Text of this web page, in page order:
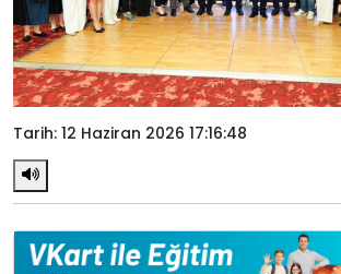
Tarih: 12 Haziran 2026 17:16:48